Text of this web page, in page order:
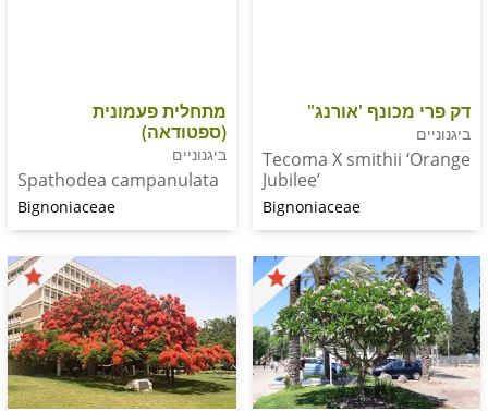
'אורנג"
Tecoma X smithii
Bignoniaceae
מתחלית פעמונית
(ספטודאה)
ביגנוניים
Spathodea campanulata
Bignoniaceae